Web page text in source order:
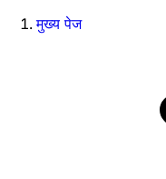
मुख्य पेज